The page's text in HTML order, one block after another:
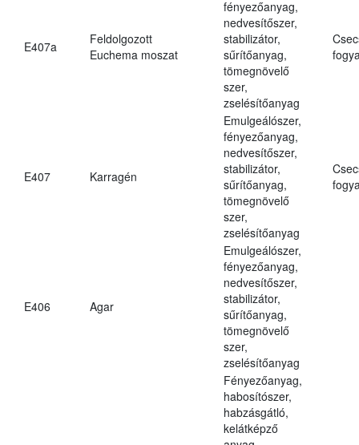
E407a
Feldolgozott
Euchema moszat
fényezőanyag,
nedvesítőszer,
stabilizátor,
sűrítőanyag,
tömegnövelő
szer,
zselésítőanyag
E407 Karragén
Emulgeálószer,
fényezőanyag,
nedvesítőszer,
stabilizátor,
sűrítőanyag,
tömegnövelő
szer,
zselésítőanyag
E406 Agar
Emulgeálószer,
fényezőanyag,
nedvesítőszer,
stabilizátor,
sűrítőanyag,
tömegnövelő
szer,
zselésítőanyag
Fényezőanyag,
habosítószer,
habzásgátló,
kelátképző